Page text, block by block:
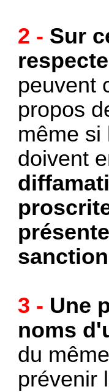
2 - Sur
peuvent
propos
même si
doivent
3 - Une
noms
du
prévenir